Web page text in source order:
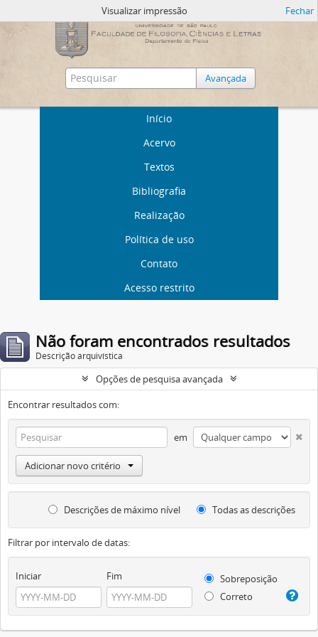
Avançada
Início
Acervo
Textos
Bibliografia
Realização
Política de uso
Contato
Acesso restrito
Visualizar impressão Fechar
Não foram encontrados resultados
Descrição arquivística
Opções de pesquisa avançada
Encontrar resultados com:
em
Adicionar novo critério
Descrições de máximo nível Todas as descrições
Filtrar por intervalo de datas:
Iniciar Fim
Sobreposição
Correto